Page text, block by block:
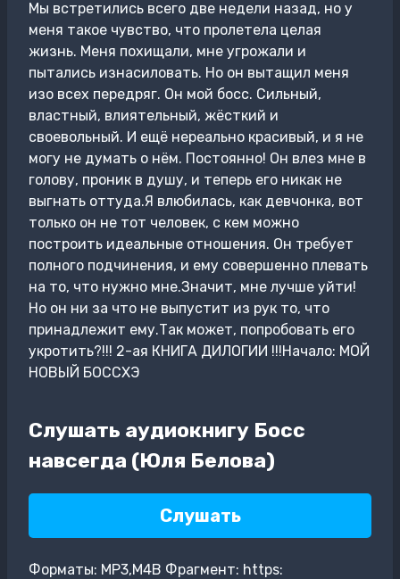
Мы встретились всего две недели назад, но у
меня такое чувство, что пролетела целая
жизнь. Меня похищали, мне угрожали и
пытались изнасиловать. Но он вытащил меня
изо всех передряг. Он мой босс. Сильный,
властный, влиятельный, жёсткий и
своевольный. И ещё нереально красивый, и я не
могу не думать о нём. Постоянно! Он влез мне в
голову, проник в душу, и теперь его никак не
выгнать оттуда.Я влюбилась, как девчонка, вот
только он не тот человек, с кем можно
построить идеальные отношения. Он требует
полного подчинения, и ему совершенно плевать
на то, что нужно мне.Значит, мне лучше уйти!
Но он ни за что не выпустит из рук то, что
принадлежит ему.Так может, попробовать его
укротить?!!! 2-ая КНИГА ДИЛОГИИ !!!Начало: МОЙ
НОВЫЙ БОССХЭ
Слушать аудиокнигу Босс
навсегда (Юля Белова)
Слушать
Форматы: MP3,M4B Фрагмент: https: